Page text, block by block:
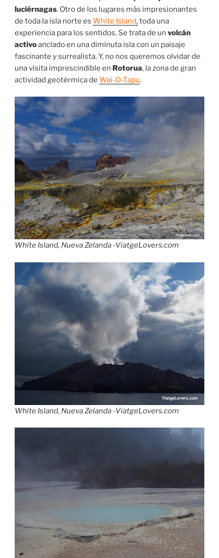
luciérnagas. Otro de los lugares más impresionantes
de toda la isla norte es White Island,toda una
experiencia para los sentidos. Se trata de un volcán
activoanclado en una diminuta isla con un paisaje
fascinante y surrealista. Y, no nos queremos olvidar de
una visita imprescindible en Rotorua, la zona de gran
actividad geotérmica de Wai-O-Tapu.
White Island, Nueva Zelanda -ViatgeLovers.com
White Island, Nueva Zelanda -ViatgeLovers.com